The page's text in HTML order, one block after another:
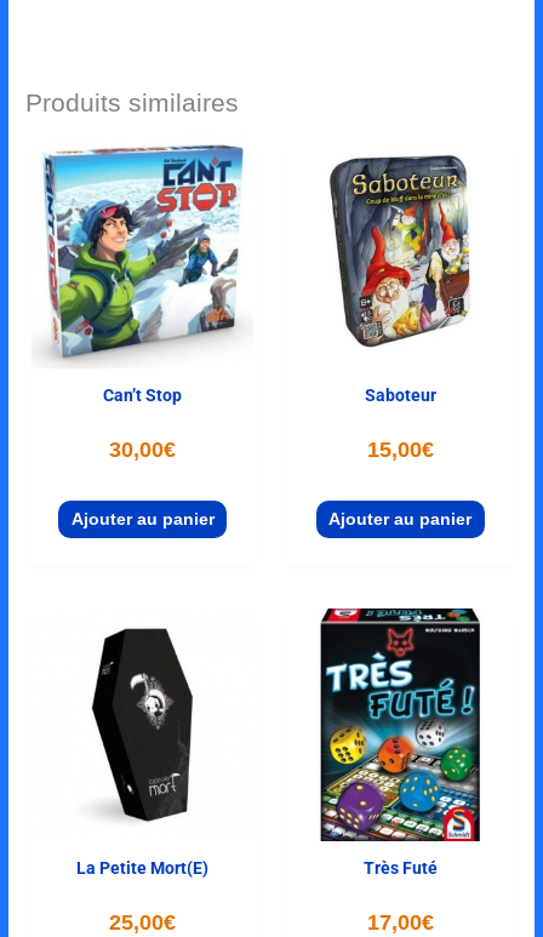
Produits similaires
Can’t Stop
30,00€
Ajouter au panier
Saboteur
15,00€
Ajouter au panier
La Petite Mort(e)
25,00€
Très Futé
17,00€